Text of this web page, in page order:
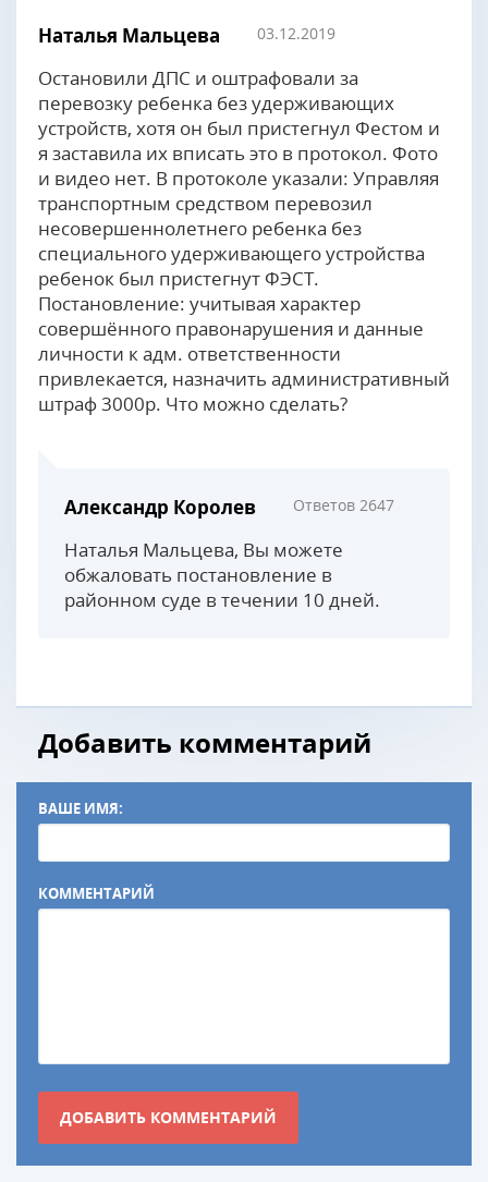
Наталья Мальцева 03.12.2019
Остановили ДПС и оштрафовали за
перевозку ребенка без удерживающих
устройств, хотя он был пристегнул Фестом и
я заставила их вписать это в протокол. Фото
и видео нет. В протоколе указали: Управляя
транспортным средством перевозил
несовершеннолетнего ребенка без
специального удерживающего устройства
ребенок был пристегнут ФЭСТ.
Постановление: учитывая характер
совершённого правонарушения и данные
личности к адм. ответственности
привлекается, назначить административный
штраф 3000р. Что можно сделать?
Александр Королев Ответов 2647
Наталья Мальцева, Вы можете
обжаловать постановление в
районном суде в течении 10 дней.
Добавить комментарий
ВАШЕ ИМЯ:
КОММЕНТАРИЙ